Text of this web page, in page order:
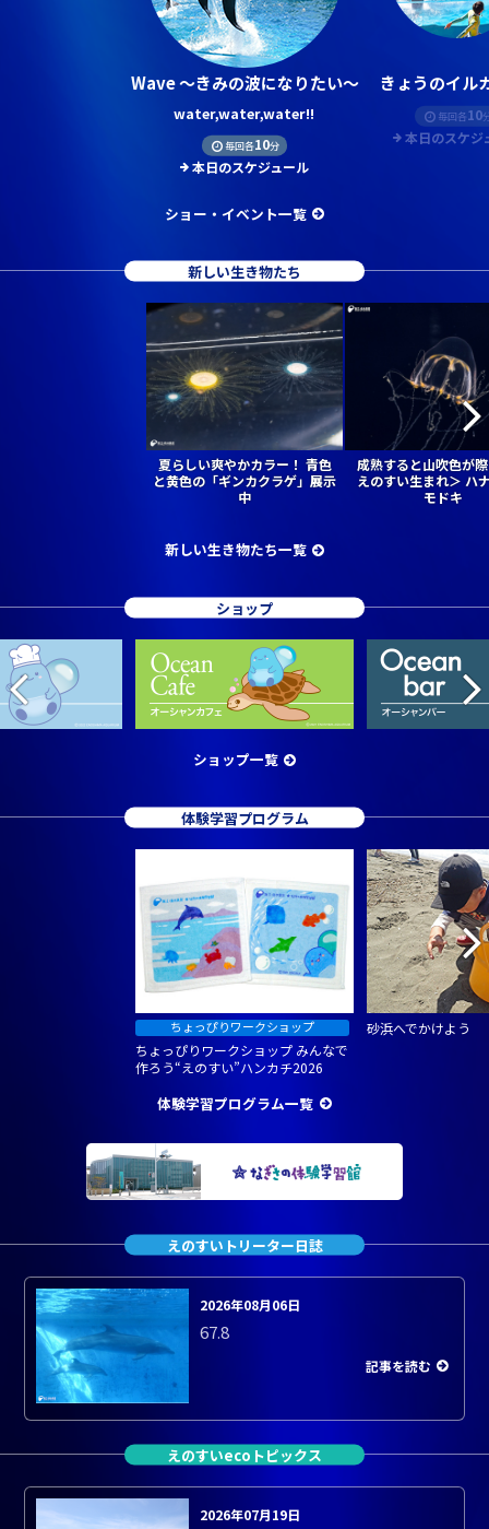
Wave ～きみの波になりたい～
water,water,water!!
毎回各10分
本日のスケジュール
きょうのイル
毎回各10
本日のスケジ
ショー・イベント一覧
新しい生き物たち
夏らしい爽やかカラー！ 青色
と黄色の「ギンカクラゲ」展示
中
成熟すると山吹色が
えのすい生まれ＞ ハ
モドキ
新しい生き物たち一覧
ショップ
ショップ一覧
体験学習プログラム
ちょっぴりワークショップ みんなで
作ろう“えのすい”ハンカチ2026
砂浜へでかけよう
体験学習プログラム一覧
えのすいトリーター日誌
2026年08月06日
67.8
記事を読む
えのすいecoトピックス
2026年07月19日